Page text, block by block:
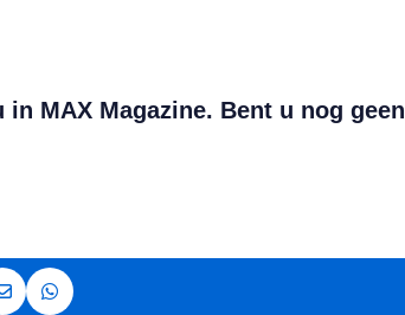
MAX Magazine. Bent u nog geen
LinkedIn
Deel via e-mail
Deel via WhatsApp